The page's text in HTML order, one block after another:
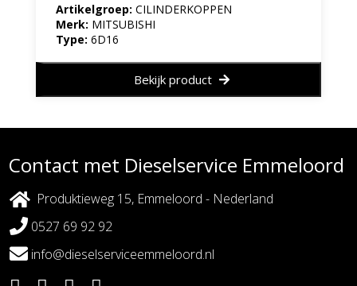
Artikelgroep: CILINDERKOPPEN
Merk: MITSUBISHI
Type: 6D16
Bekijk product
Contact met Dieselservice Emmeloord
Produktieweg 15, Emmeloord - Nederland
0527 69 92 92
info@dieselserviceemmeloord.nl